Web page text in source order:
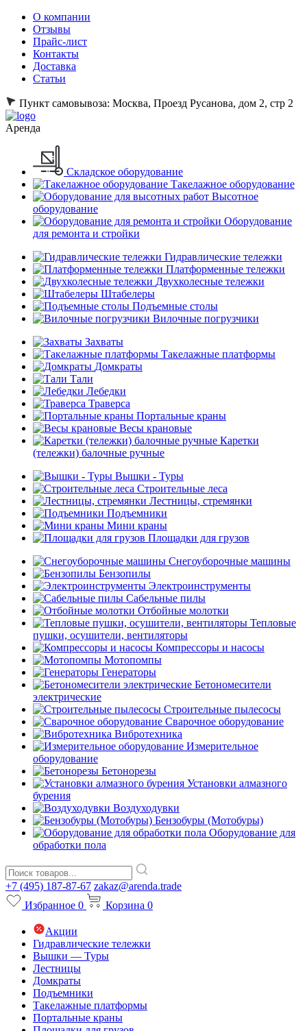
О компании
Отзывы
Прайс-лист
Контакты
Доставка
Статьи
Пункт самовывоза: Москва, Проезд Русанова, дом 2, стр 2
Аренда
Складское оборудование
Такелажное оборудование
Высотное
оборудование
Оборудование
для ремонта и стройки
Гидравлические тележки
Платформенные тележки
Двухколесные тележки
Штабелеры
Подъемные столы
Вилочные погрузчики
Захваты
Такелажные платформы
Домкраты
Тали
Лебедки
Траверса
Портальные краны
Весы крановые
Каретки
(тележки) балочные ручные
Вышки - Туры
Строительные леса
Лестницы, стремянки
Подъемники
Мини краны
Площадки для грузов
Снегоуборочные машины
Бензопилы
Электроинструменты
Сабельные пилы
Отбойные молотки
Тепловые
пушки, осушители, вентиляторы
Компрессоры и насосы
Мотопомпы
Генераторы
Бетономесители
электрические
Строительные пылесосы
Сварочное оборудование
Вибротехника
Измерительное
оборудование
Бетонорезы
Установки алмазного
бурения
Воздуходувки
Бензобуры (Мотобуры)
Оборудование для
обработки пола
+7 (495) 187-87-67 zakaz@arenda.trade
Избранное 0 Корзина 0
Акции
Гидравлические тележки
Вышки — Туры
Лестницы
Домкраты
Подъемники
Такелажные платформы
Портальные краны